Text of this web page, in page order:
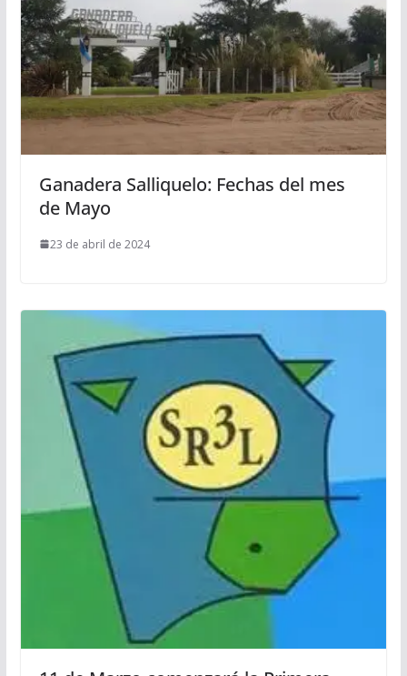
Ganadera Salliquelo: Fechas del mes
de Mayo
23 de abril de 2024